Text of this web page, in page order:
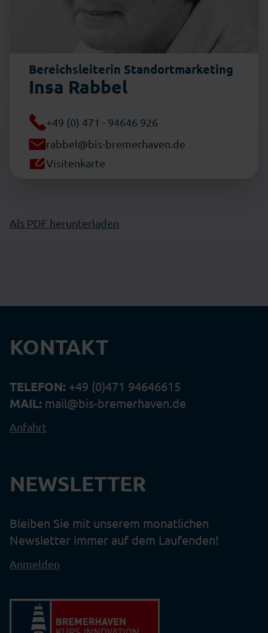
Bereichsleiterin Standortmarketing
Insa Rabbel
+49 (0) 471 - 94646 926
rabbel@bis-bremerhaven.de
Visitenkarte
Als PDF herunterladen
KONTAKT
TELEFON: +49 (0)471 94646615
MAIL: mail@bis-bremerhaven.de
Anfahrt
NEWSLETTER
Bleiben Sie mit unserem monatlichen
Newsletter immer auf dem Laufenden!
Anmelden